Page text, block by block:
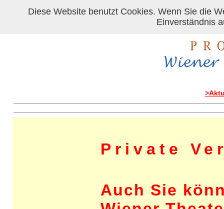
Private
Auch Sie
Diese Website benutzt Cookies. Wenn Sie die
Einverständnis